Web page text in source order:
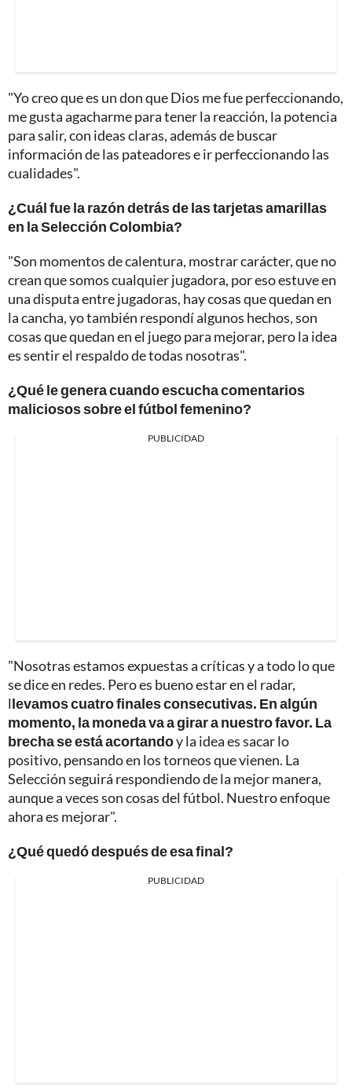
"Yo creo que es un don que Dios me fue perfeccionando,
me gusta agacharme para tener la reacción, la potencia
para salir, con ideas claras, además de buscar
información de las pateadores e ir perfeccionando las
cualidades".
¿Cuál fue la razón detrás de las tarjetas amarillas
en la Selección Colombia?
"Son momentos de calentura, mostrar carácter, que no
crean que somos cualquier jugadora, por eso estuve en
una disputa entre jugadoras, hay cosas que quedan en
la cancha, yo también respondí algunos hechos, son
cosas que quedan en el juego para mejorar, pero la idea
es sentir el respaldo de todas nosotras".
¿Qué le genera cuando escucha comentarios
maliciosos sobre el fútbol femenino?
PUBLICIDAD
"Nosotras estamos expuestas a críticas y a todo lo que
se dice en redes. Pero es bueno estar en el radar,
llevamos cuatro finales consecutivas. En algún
momento, la moneda va a girar a nuestro favor. La
brecha se está acortandoy la idea es sacar lo
positivo, pensando en los torneos que vienen. La
Selección seguirá respondiendo de la mejor manera,
aunque a veces son cosas del fútbol. Nuestro enfoque
ahora es mejorar".
¿Qué quedó después de esa final?
PUBLICIDAD